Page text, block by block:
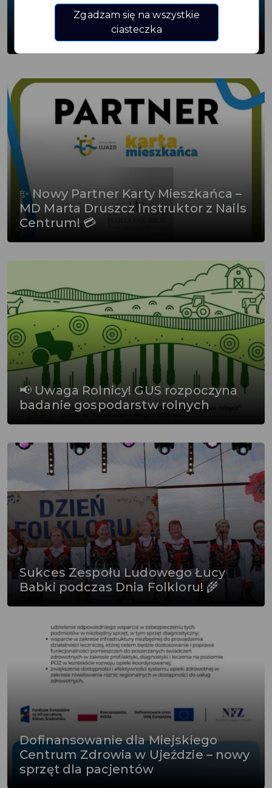
1 sierpnia o godz. 17:00 uruchomione
zostaną syreny alarmowe
✨ Nowy Partner Karty Mieszkańca –
MD Marta Druszcz Instruktor z Nails
Centrum! 💳
📢 Uwaga Rolnicy! GUS rozpoczyna
badanie gospodarstw rolnych
Sukces Zespołu Ludowego Łucy
Babki podczas Dnia Folkloru! 🌾
Dofinansowanie dla Miejskiego
Centrum Zdrowia w Ujeździe – nowy
sprzęt dla pacjentów
Zgadzam się na wszystkie
ciasteczka